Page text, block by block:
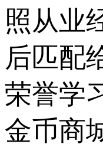
照从业
后匹配
荣誉学
金币商